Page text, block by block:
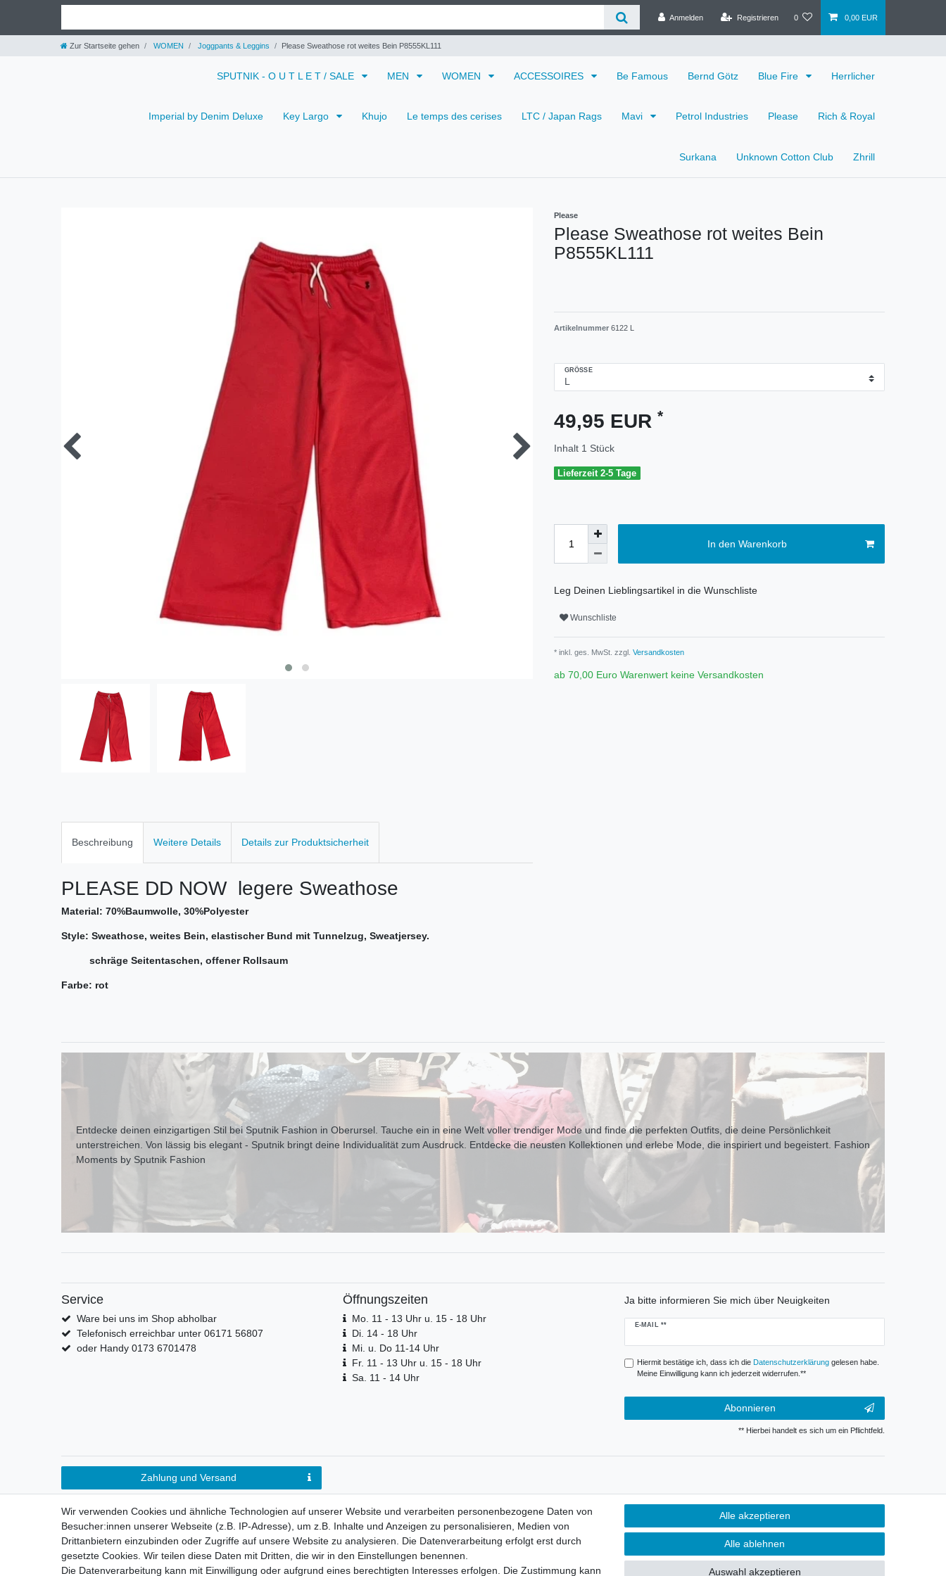
Anmelden Registrieren 0 0,00 EUR
Zur Startseite gehen WOMEN Joggpants & Leggins Please Sweathose rot weites Bein P8555KL111
SPUTNIK - O U T L E T / SALE MEN WOMEN ACCESSOIRES Be Famous Bernd Götz Blue Fire Herrlicher
Imperial by Denim Deluxe Key Largo Khujo Le temps des cerises LTC / Japan Rags Mavi Petrol Industries Please Rich & Royal
Surkana Unknown Cotton Club Zhrill
Please
Please Sweathose rot weites Bein
P8555KL111
Artikelnummer 6122 L
GRÖSSE
49,95 EUR *
Inhalt 1 Stück
Lieferzeit 2-5 Tage
In den Warenkorb
Leg Deinen Lieblingsartikel in die Wunschliste
Wunschliste
* inkl. ges. MwSt. zzgl. Versandkosten
ab 70,00 Euro Warenwert keine Versandkosten
Beschreibung Weitere Details Details zur Produktsicherheit
PLEASE DD NOW legere Sweathose
Material: 70%Baumwolle, 30%Polyester
Style: Sweathose, weites Bein, elastischer Bund mit Tunnelzug, Sweatjersey.
schräge Seitentaschen, offener Rollsaum
Farbe: rot
Entdecke deinen einzigartigen Stil bei Sputnik Fashion in Oberursel. Tauche ein in eine Welt voller trendiger Mode und finde die perfekten Outfits, die deine Persönlichkeit
unterstreichen. Von lässig bis elegant - Sputnik bringt deine Individualität zum Ausdr uck. Entdecke die neusten Kollektionen und erlebe Mode, die inspiriert und begeistert. Fashion
Moments by Sputnik Fashion
Service
Ware bei uns im Shop abholbar
Telefonisch erreichbar unter 06171 56807
oder Handy 0173 6701478
Öffnungszeiten
Mo. 11 - 13 Uhr u. 15 - 18 Uhr
Di. 14 - 18 Uhr
Mi. u. Do 11-14 Uhr
Fr. 11 - 13 Uhr u. 15 - 18 Uhr
Sa. 11 - 14 Uhr
Ja bitte informieren Sie mich über Neuigkeiten
E-MAIL **
Newsletter
Hiermit bestätige ich, dass ich die Daten­schutz­erklärunggelesen habe.
Meine Einwilligung kann ich jederzeit widerrufen.**
Abonnieren
** Hierbei handelt es sich um ein Pflichtfeld.
Zahlung und Versand
Wir verwenden Cookies und ähnliche Technologien auf unserer Website und verarbeiten personenbezogene Daten von
Besucher:innen unserer Webseite (z.B. IP-Adresse), um z.B. Inhalte und Anzeigen zu personalisieren, Medien von
Drittanbietern einzubinden oder Zugriffe auf unsere Website zu analysieren. Die Datenverarbeitung erfolgt erst durch
gesetzte Cookies. Wir teilen diese Daten mit Dritten, die wir in den Einstellungen benennen.
Die Datenverarbeitung kann mit Einwilligung oder aufgrund eines berechtigten Interesses erfolgen. Die Zustimmung kann
Alle akzeptieren
Alle ablehnen
Auswahl akzeptieren